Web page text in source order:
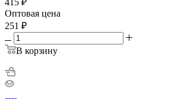
Оптовая цена
251 ₽
В корзину